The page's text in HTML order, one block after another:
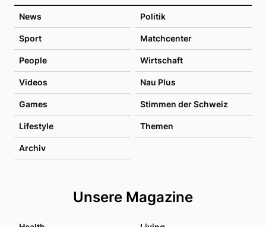
News Politik
Sport Matchcenter
People Wirtschaft
Videos Nau Plus
Games Stimmen der Schweiz
Lifestyle Themen
Archiv
Unsere Magazine